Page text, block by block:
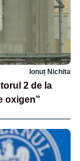
Ionuț Nichita
2 de la
oxigen”